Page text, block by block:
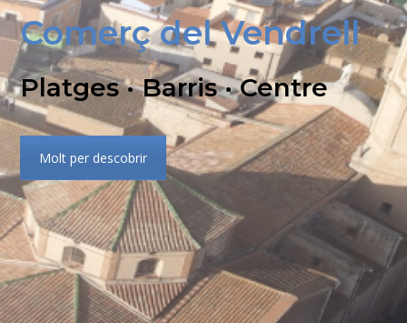
Comerç del Vendrell
Platges · Barris · Centre
Molt per descobrir